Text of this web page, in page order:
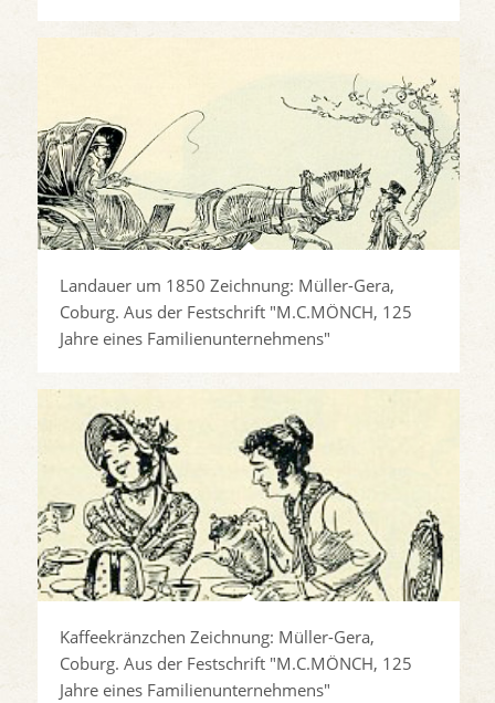
Landauer um 1850 Zeichnung: Müller-Gera,
Coburg. Aus der Festschrift "M.C.MÖNCH, 125
Jahre eines Familienunternehmens"
Kaffeekränzchen Zeichnung: Müller-Gera,
Coburg. Aus der Festschrift "M.C.MÖNCH, 125
Jahre eines Familienunternehmens"